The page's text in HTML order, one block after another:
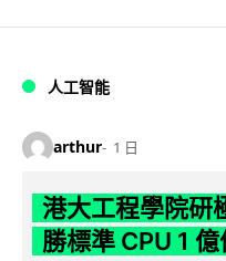
人工智能
arthur 1 日
港大工程學院研
勝標準 CPU 1 億